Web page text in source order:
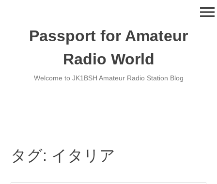
Passport for Amateur
Radio World
Welcome to JK1BSH Amateur Radio Station Blog
menu
タグ: イタリア